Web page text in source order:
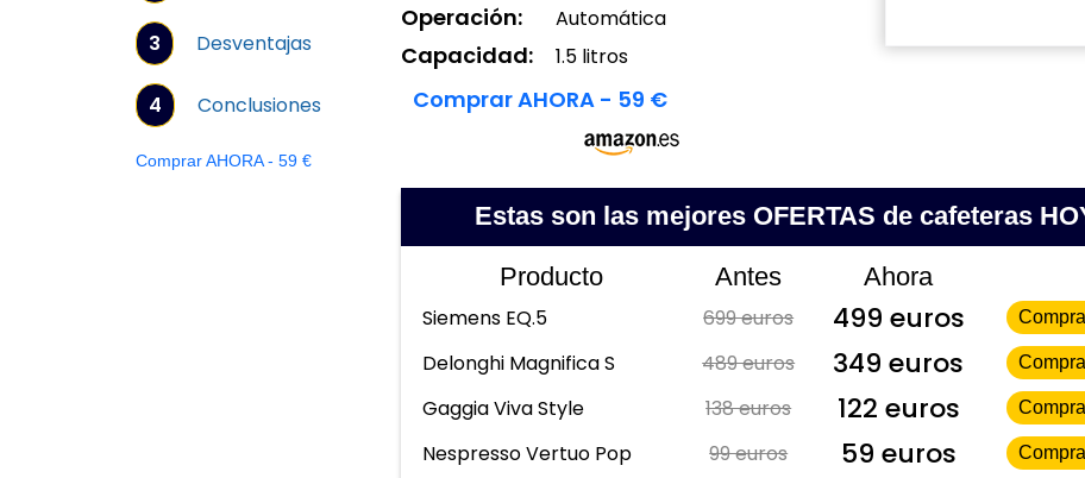
3 Desventajas
4 Conclusiones
Comprar AHORA - 59 €
Operación: Automática
Capacidad: 1.5 litros
Comprar AHORA - 59 €
Estas son las mejores OFERTAS de cafeteras
Producto Antes Ahora
Siemens EQ.5 699 euros 499 euros
Delonghi Magnifica S 489 euros 349 euros
Gaggia Viva Style 138 euros 122 euros
Nespresso Vertuo Pop 99 euros 59 euros